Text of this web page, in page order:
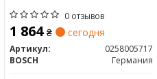
0 отзывов
1 864 ₴ сегодня
Артикул:
0258005717
BOSCH
Германия